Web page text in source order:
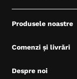
Produsele noastre
Comenzi și livrări
Despre noi